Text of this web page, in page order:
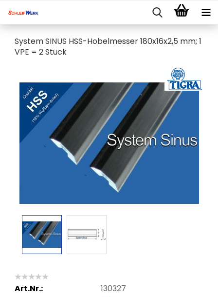
System SINUS HSS-Hobelmesser 180x16x2,5 mm; 1
VPE = 2 Stück
Art.Nr.:
130327